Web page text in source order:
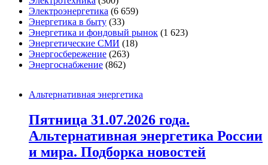
Электроэнергетика (6 659)
Энергетика в быту (33)
Энергетика и фондовый рынок (1 623)
Энергетические СМИ (18)
Энергосбережение (263)
Энергоснабжение (862)
Альтернативная энергетика
Пятница 31.07.2026 года.
Альтернативная энергетика России
и мира. Подборка новостей